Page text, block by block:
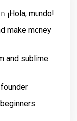
¡Hola, mundo!
make money
and sublime